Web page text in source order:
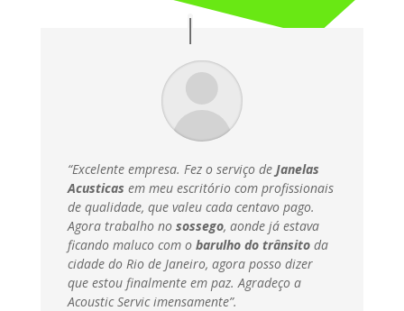
“Excelente empresa. Fez o serviço de Janelas
Acusticas em meu escritório com profissionais
de qualidade, que valeu cada centavo pago.
Agora trabalho no sossego, aonde já estava
ficando maluco com o barulho do trânsitoda
cidade do Rio de Janeiro, agora posso dizer
que estou finalmente em paz. Agradeço a
Acoustic Servic imensamente”.